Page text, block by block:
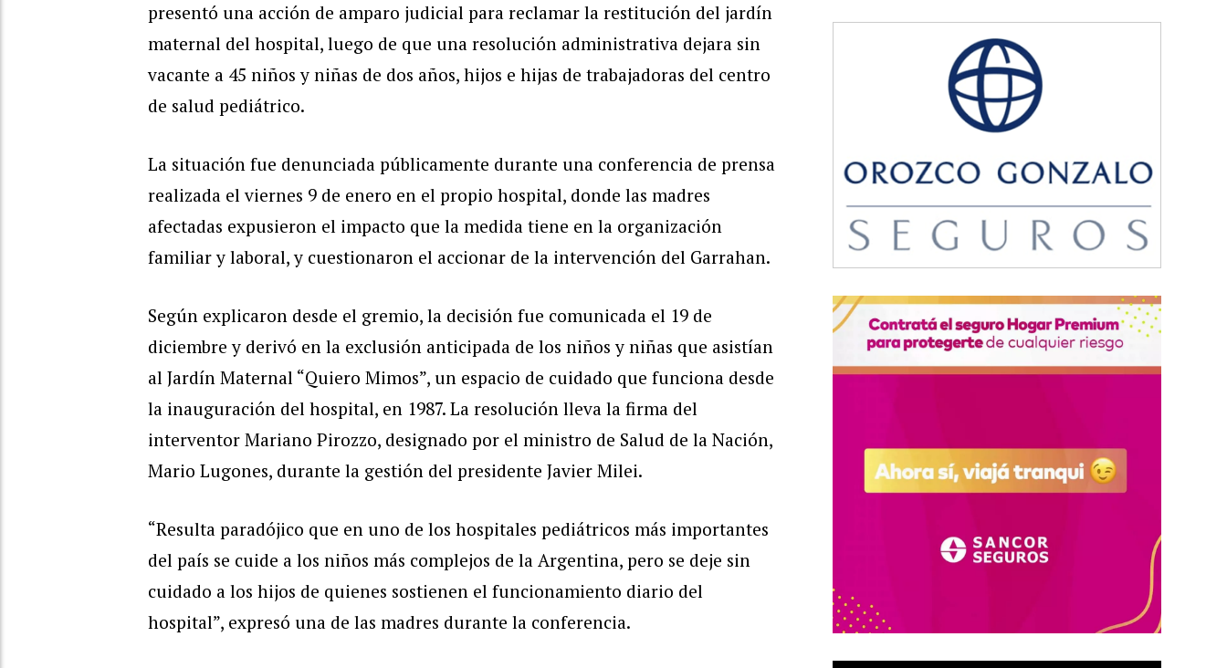
presentó una acción de amparo judicial para reclamar la restitución del jardín
maternal del hospital, luego de que una resolución administrativa dejara sin
vacante a 45 niños y niñas de dos años, hijos e hijas de trabajadoras del centro
de salud pediátrico.
La situación fue denunciada públicamente durante una conferencia de prensa
realizada el viernes 9 de enero en el propio hospital, donde las madres
afectadas expusieron el impacto que la medida tiene en la organización
familiar y laboral, y cuestionaron el accionar de la intervención del Garrahan.
Según explicaron desde el gremio, la decisión fue comunicada el 19 de
diciembre y derivó en la exclusión anticipada de los niños y niñas que asistían
al Jardín Maternal “Quiero Mimos”, un espacio de cuidado que funciona desde
la inauguración del hospital, en 1987. La resolución lleva la firma del
interventor Mariano Pirozzo, designado por el ministro de Salud de la Nación,
Mario Lugones, durante la gestión del presidente Javier Milei.
“Resulta paradójico que en uno de los hospitales pediátricos más importantes
del país se cuide a los niños más complejos de la Argentina, pero se deje sin
cuidado a los hijos de quienes sostienen el funcionamiento diario del
hospital”, expresó una de las madres durante la conferencia.